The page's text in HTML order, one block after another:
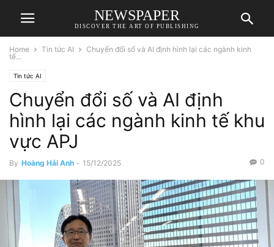
NEWSPAPER
DISCOVER THE ART OF PUBLISHING
Home Tin tức AI
Chuyển đổi số và AI định hình lại các ngành kinh
tế...
Tin tức AI
Chuyển đổi số và AI định
hình lại các ngành kinh tế khu
vực APJ
By Hoàng Hải Anh - 15/12/2025 0